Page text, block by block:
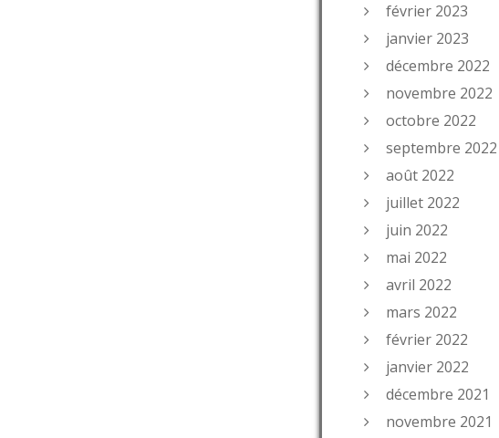
février 2023
janvier 2023
décembre 2022
novembre 2022
octobre 2022
septembre 2022
août 2022
juillet 2022
juin 2022
mai 2022
avril 2022
mars 2022
février 2022
janvier 2022
décembre 2021
novembre 2021